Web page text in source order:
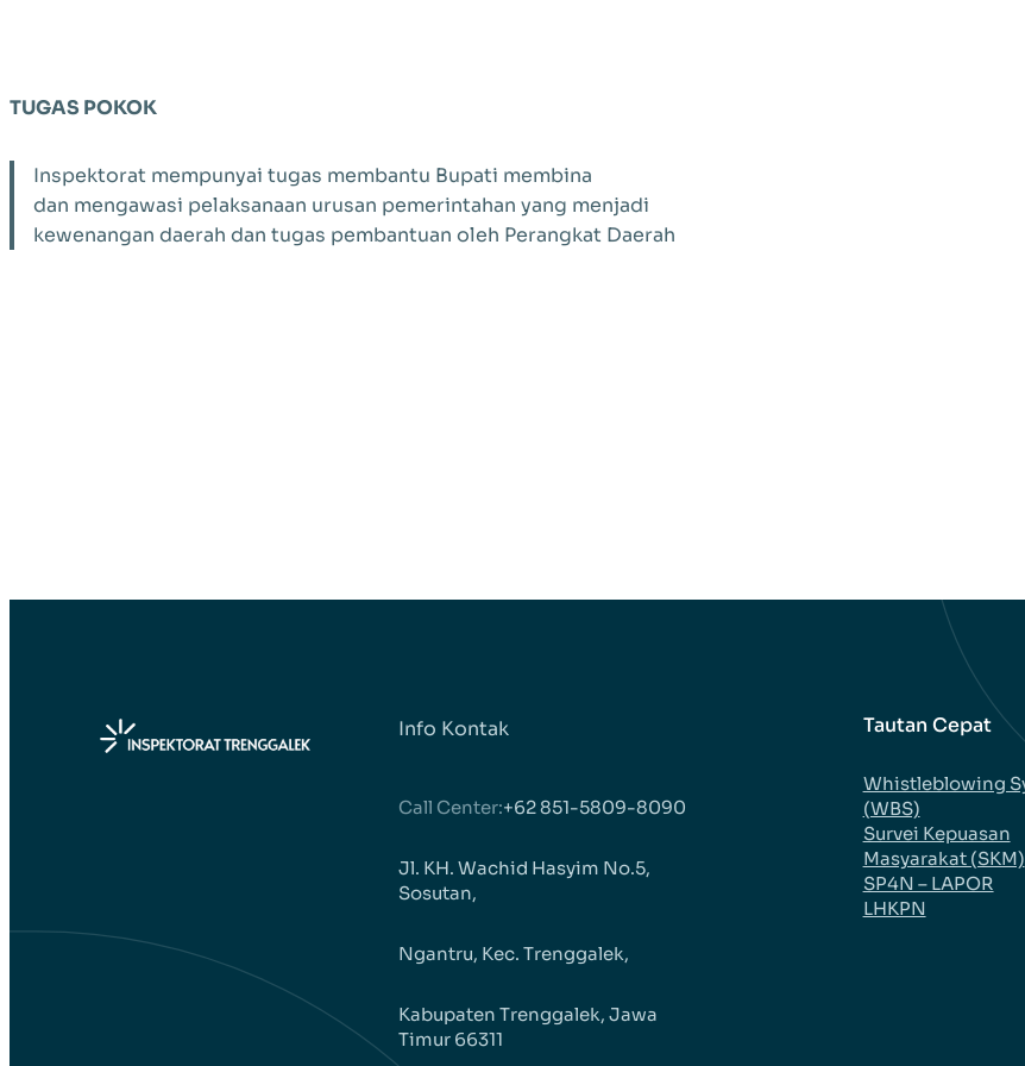
TUGAS POKOK
Inspektorat mempunyai tugas membantu Bupati membina
dan mengawasi pelaksanaan urusan pemerintahan yang menjadi
kewenangan daerah dan tugas pembantuan oleh Perangkat Daerah
Info Kontak
Call Center:+62 851-5809-8090
Jl. KH. Wachid Hasyim No.5,
Sosutan,
Ngantru, Kec. Trenggalek,
Kabupaten Trenggalek, Jawa
Timur 66311
Tautan Cepat
Whistleblowing
(WBS)
Survei Kepuasan
Masyarakat (SKM)
SP4N – LAPOR
LHKPN